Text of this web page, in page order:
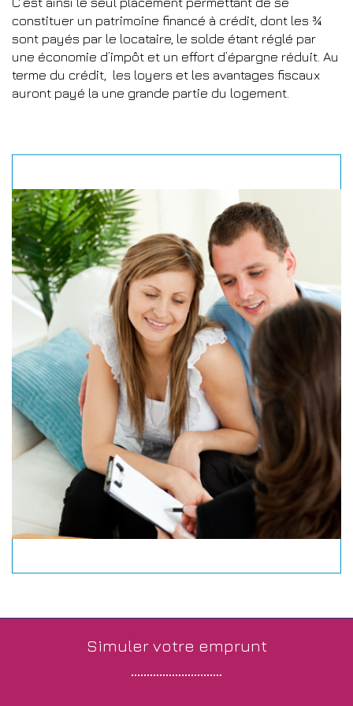
constituer un patrimoine financé à crédit, dont les ¾
sont payés par le locataire, le solde étant réglé par
une économie d’impôt et un effort d’épargne réduit. Au
terme du crédit, les loyers et les avantages fiscaux
auront payé la une grande partie du logement.
simuler votre emprunt